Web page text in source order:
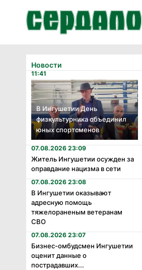
Новости
11:41
В Ингушетии День
физкультурника объединил
юных спортсменов
07.08.2026 23:09
Житель Ингушетии осужден за
оправдание нацизма в сети
07.08.2026 23:08
В Ингушетии оказывают
адресную помощь
тяжелораненым ветеранам
СВО
07.08.2026 23:07
Бизнес-омбудсмен Ингушетии
оценит данные о
пострадавших...